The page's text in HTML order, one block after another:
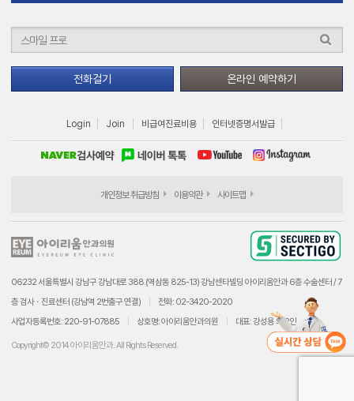
전화걸기 온라인 예약하기
Login Join 비급여진료비용 인터넷증명서발급
개인정보 취급방침 이용약관 사이트맵
06232 서울특별시 강남구 강남대로 388 (역삼동 825-13) 강남센타빌딩 아이리움안과 6층 수술센터 / 7
층 검사ㆍ진료센터 (강남역 2번출구 연결)
전화: 02-3420-2020
사업자등록번호: 220-91-07885
상호명: 아이리움안과의원 대표: 강성용 외 2인
Copyright© 2014 아이리움안과. All Rights Reserved.